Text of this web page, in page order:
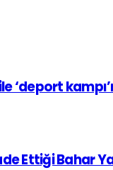
‘deport
Ettiği Bahar